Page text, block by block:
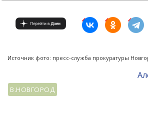
Источник фото: пресс-служба прокуратуры
В.НОВГОРОД